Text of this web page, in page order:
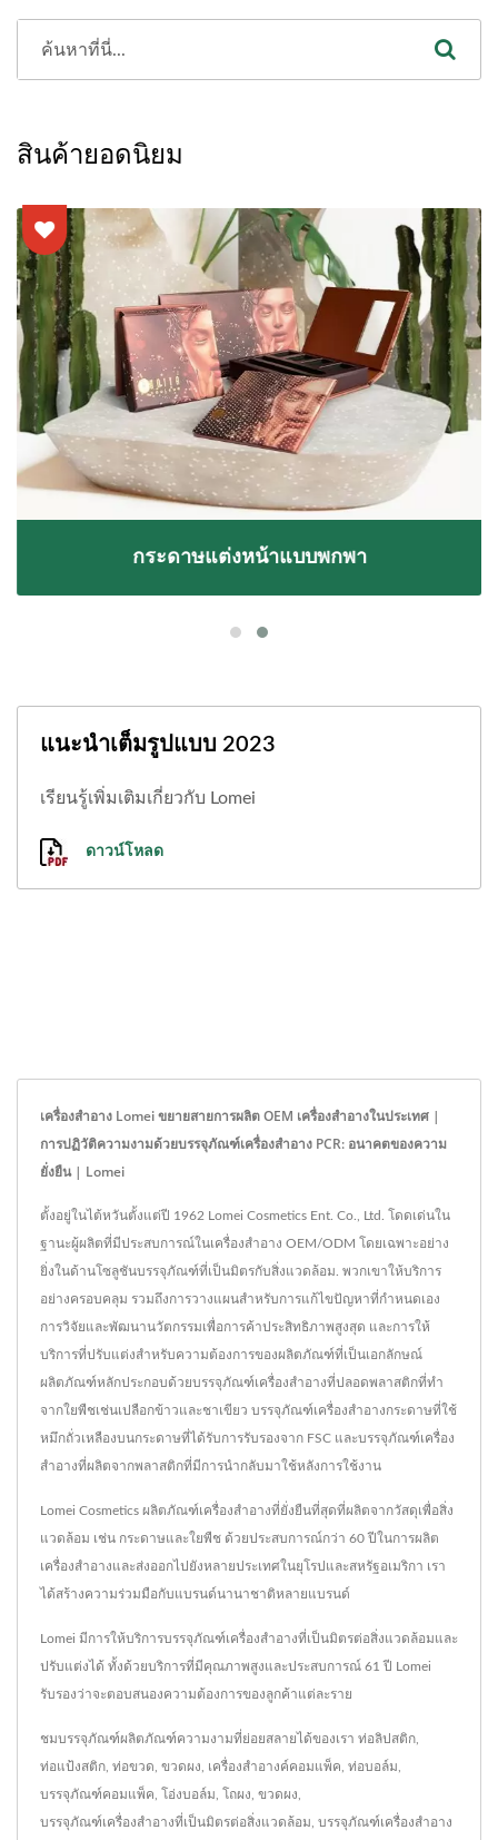
สินค้ายอดนิยม
กระดาษแต่งหน้าแบบพกพา
แนะนำเต็มรูปแบบ 2023
เรียนรู้เพิ่มเติมเกี่ยวกับ Lomei
ดาวน์โหลด
เครื่องสำอาง Lomei ขยายสายการผลิต OEM เครื่องสำอางในประเทศ |
การปฏิวัติความงามด้วยบรรจุภัณฑ์เครื่องสำอาง PCR: อนาคตของความ
ยั่งยืน | Lomei
ตั้งอยู่ในไต้หวันตั้งแต่ปี 1962 Lomei Cosmetics Ent. Co., Ltd. โดดเด่นใน
ฐานะผู้ผลิตที่มีประสบการณ์ในเครื่องสำอาง OEM/ODM โดยเฉพาะอย่าง
ยิ่งในด้านโซลูชันบรรจุภัณฑ์ที่เป็นมิตรกับสิ่งแวดล้อม. พวกเขาให้บริการ
อย่างครอบคลุม รวมถึงการวางแผนสำหรับการแก้ไขปัญหาที่กำหนดเอง
การวิจัยและพัฒนานวัตกรรมเพื่อการค้าประสิทธิภาพสูงสุด และการให้
บริการที่ปรับแต่งสำหรับความต้องการของผลิตภัณฑ์ที่เป็นเอกลักษณ์
ผลิตภัณฑ์หลักประกอบด้วยบรรจุภัณฑ์เครื่องสำอางที่ปลอดพลาสติกที่ทำ
จากใยพืชเช่นเปลือกข้าวและชาเขียว บรรจุภัณฑ์เครื่องสำอางกระดาษที่ใช้
หมึกถั่วเหลืองบนกระดาษที่ได้รับการรับรองจาก FSC และบรรจุภัณฑ์เครื่อง
สำอางที่ผลิตจากพลาสติกที่มีการนำกลับมาใช้หลังการใช้งาน
Lomei Cosmetics ผลิตภัณฑ์เครื่องสำอางที่ยั่งยืนที่สุดที่ผลิตจากวัสดุเพื่อสิ่ง
แวดล้อม เช่น กระดาษและใยพืช ด้วยประสบการณ์กว่า 60 ปีในการผลิต
เครื่องสำอางและส่งออกไปยังหลายประเทศในยุโรปและสหรัฐอเมริกา เรา
ได้สร้างความร่วมมือกับแบรนด์นานาชาติหลายแบรนด์
Lomei มีการให้บริการบรรจุภัณฑ์เครื่องสำอางที่เป็นมิตรต่อสิ่งแวดล้อมและ
ปรับแต่งได้ ทั้งด้วยบริการที่มีคุณภาพสูงและประสบการณ์ 61 ปี Lomei
รับรองว่าจะตอบสนองความต้องการของลูกค้าแต่ละราย
ชมบรรจุภัณฑ์ผลิตภัณฑ์ความงามที่ย่อยสลายได้ของเรา ท่อลิปสติก
ท่อแป้งสติก ท่อขวด ขวดผง เครื่องสำอางค์คอมแพ็ค ท่อบอล์ม
บรรจุภัณฑ์คอมแพ็ค โอ่งบอล์ม โถผง ขวดผง
บรรจุภัณฑ์เครื่องสำอางที่เป็นมิตรต่อสิ่งแวดล้อม บรรจุภัณฑ์เครื่องสำอาง